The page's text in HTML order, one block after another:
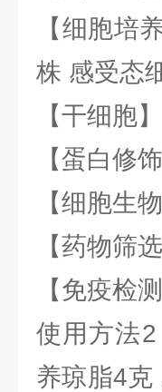
【细胞培
株 感受态
【干细胞
【蛋白修
【细胞生
【药物筛
【免疫检
使用方法
养琼脂4克